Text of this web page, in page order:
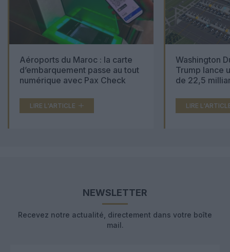
Aéroports du Maroc : la carte
d’embarquement passe au tout
numérique avec Pax Check
LIRE L'ARTICLE
Washington
Trump lance
de 22,5
LIRE
NEWSLETTER
Recevez notre actualité, directement dans votre boîte
mail.